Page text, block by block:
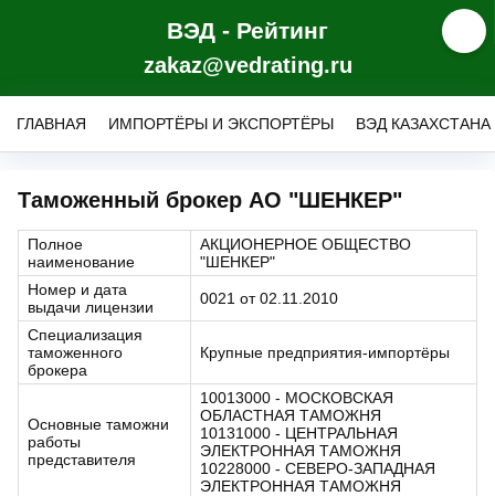
ВЭД - Рейтинг
zakaz@vedrating.ru
ГЛАВНАЯ ИМПОРТЁРЫ И ЭКСПОРТЁРЫ ВЭД КАЗАХСТАНА
Таможенный брокер АО "ШЕНКЕР"
Полное
наименование
АКЦИОНЕРНОЕ ОБЩЕСТВО
"ШЕНКЕР"
Номер и дата
выдачи лицензии
0021 от 02.11.2010
Специализация
таможенного
брокера
Крупные предприятия-импортёры
Основные таможни
работы
представителя
10013000 - МОСКОВСКАЯ
ОБЛАСТНАЯ ТАМОЖНЯ
10131000 - ЦЕНТРАЛЬНАЯ
ЭЛЕКТРОННАЯ ТАМОЖНЯ
10228000 - СЕВЕРО-ЗАПАДНАЯ
ЭЛЕКТРОННАЯ ТАМОЖНЯ